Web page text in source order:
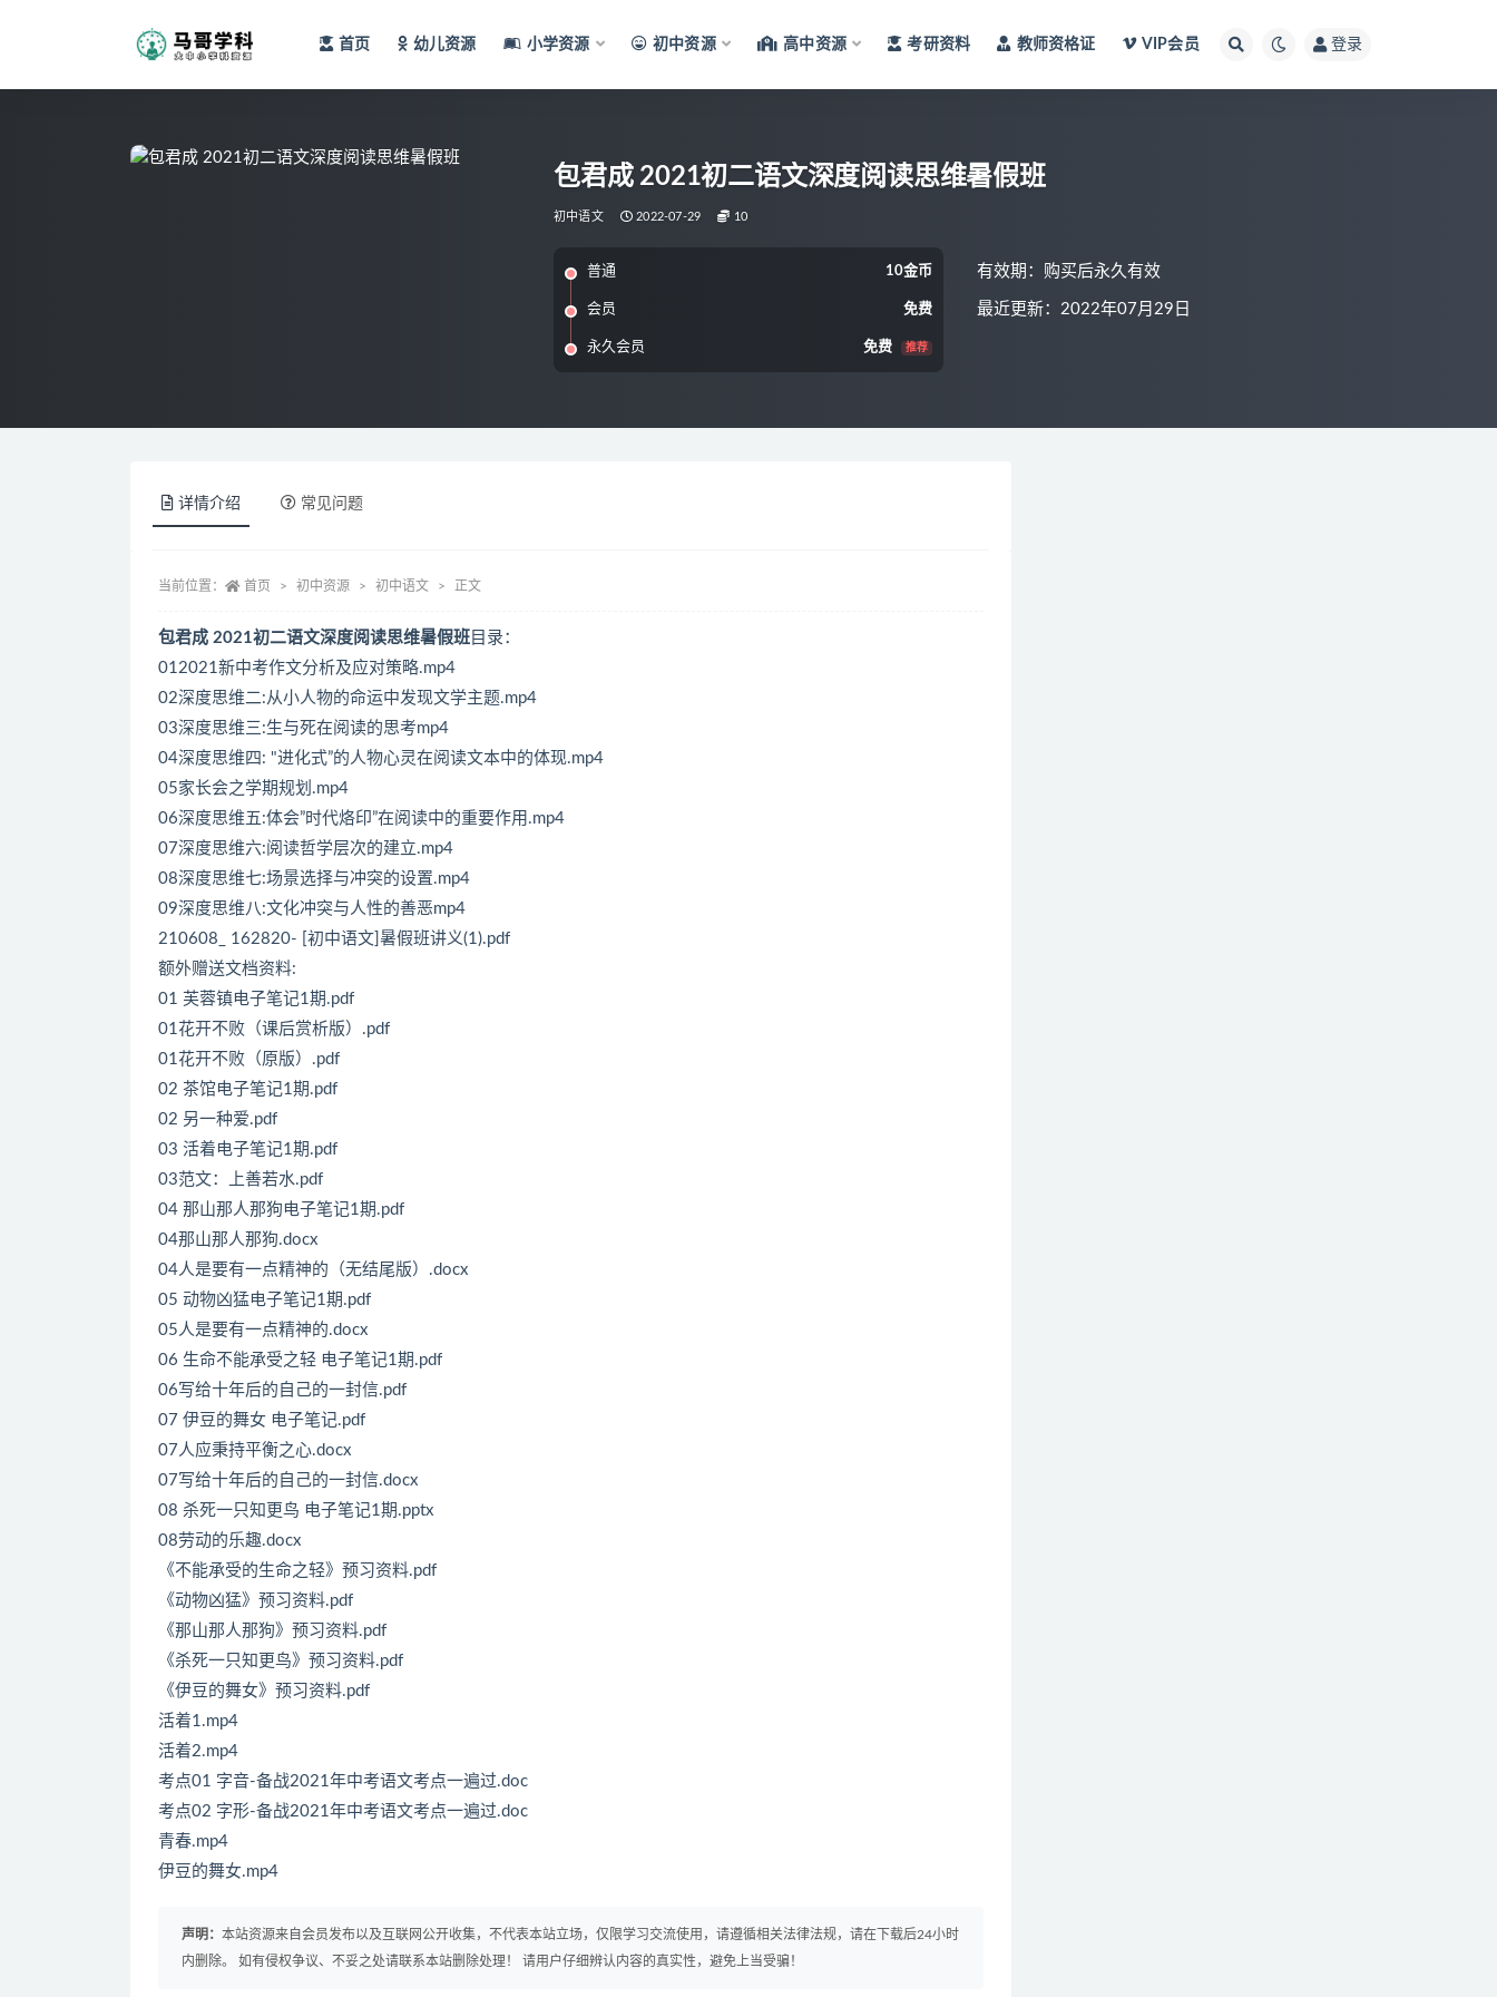
首页 幼儿资源 小学资源 初中资源 高中资源 考研资料 教师资格证 VIP会员 登录
包君成 2021初二语文深度阅读思维暑假班
初中语文 2022-07-29 10
普通 10金币
会员 免费
永久会员 免费 推荐
有效期：购买后永久有效
最近更新：2022年07月29日
详情介绍 常见问题
当前位置： 首页 初中资源 初中语文 正文
包君成 2021初二语文深度阅读思维暑假班 目录：
012021新中考作文分析及应对策略.mp4
02深度思维二:从小人物的命运中发现文学主题.mp4
03深度思维三:生与死在阅读的思考mp4
04深度思维四: "进化式”的人物心灵在阅读文本中的体现.mp4
05家长会之学期规划.mp4
06深度思维五:体会”时代烙印”在阅读中的重要作用.mp4
07深度思维六:阅读哲学层次的建立.mp4
08深度思维七:场景选择与冲突的设置.mp4
09深度思维八:文化冲突与人性的善恶mp4
210608_ 162820- [初中语文]暑假班讲义(1).pdf
额外赠送文档资料:
01 芙蓉镇电子笔记1期.pdf
01花开不败（课后赏析版）.pdf
01花开不败（原版）.pdf
02 茶馆电子笔记1期.pdf
02 另一种爱.pdf
03 活着电子笔记1期.pdf
03范文：上善若水.pdf
04 那山那人那狗电子笔记1期.pdf
04那山那人那狗.docx
04人是要有一点精神的（无结尾版）.docx
05 动物凶猛电子笔记1期.pdf
05人是要有一点精神的.docx
06 生命不能承受之轻 电子笔记1期.pdf
06写给十年后的自己的一封信.pdf
07 伊豆的舞女 电子笔记.pdf
07人应秉持平衡之心.docx
07写给十年后的自己的一封信.docx
08 杀死一只知更鸟 电子笔记1期.pptx
08劳动的乐趣.docx
《不能承受的生命之轻》预习资料.pdf
《动物凶猛》预习资料.pdf
《那山那人那狗》预习资料.pdf
《杀死一只知更鸟》预习资料.pdf
《伊豆的舞女》预习资料.pdf
活着1.mp4
活着2.mp4
考点01 字音-备战2021年中考语文考点一遍过.doc
考点02 字形-备战2021年中考语文考点一遍过.doc
青春.mp4
伊豆的舞女.mp4
声明： 本站资源来自会员发布以及互联网公开收集，不代表本站立场，仅限学习交流使用，请遵循相关法律法规，请在下载后24小时
内删除。 如有侵权争议、不妥之处请联系本站删除处理！ 请用户仔细辨认内容的真实性，避免上当受骗！